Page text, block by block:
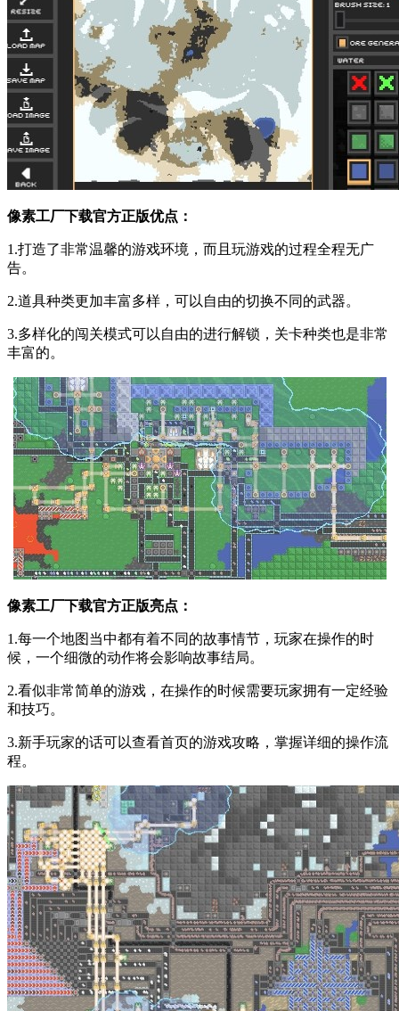
像素工厂下载官方正版优点：
1.打造了非常温馨的游戏环境，而且玩游戏的过程全程无广
告。
2.道具种类更加丰富多样，可以自由的切换不同的武器。
3.多样化的闯关模式可以自由的进行解锁，关卡种类也是非常
丰富的。
像素工厂下载官方正版亮点：
1.每一个地图当中都有着不同的故事情节，玩家在操作的时
候，一个细微的动作将会影响故事结局。
2.看似非常简单的游戏，在操作的时候需要玩家拥有一定经验
和技巧。
3.新手玩家的话可以查看首页的游戏攻略，掌握详细的操作流
程。